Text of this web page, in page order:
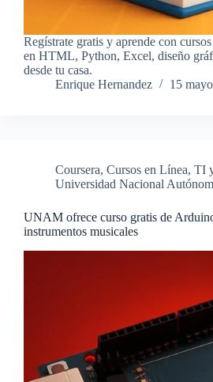
Regístrate gratis y aprende con
en HTML, Python, Excel, diseño
desde tu casa.
Enrique Hernandez
15
Coursera, Cursos en Línea, TI
Universidad Nacional
UNAM ofrece curso gratis de
instrumentos musicales